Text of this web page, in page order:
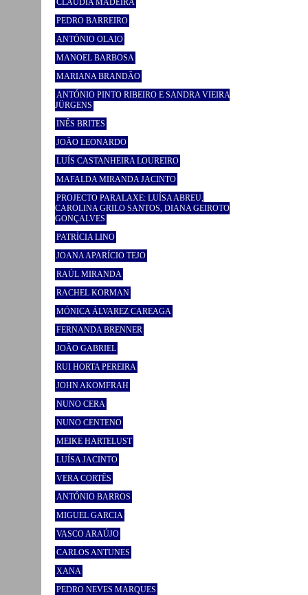
PEDRO BARREIRO
ANTÓNIO OLAIO
MANOEL BARBOSA
MARIANA BRANDÃO
ANTÓNIO PINTO RIBEIRO E SANDRA VIEIRA
JÜRGENS
INÊS BRITES
JOÃO LEONARDO
LUÍS CASTANHEIRA LOUREIRO
MAFALDA MIRANDA JACINTO
PROJECTO PARALAXE: LUÍSA ABREU,
CAROLINA GRILO SANTOS, DIANA GEIROTO
GONÇALVES
PATRÍCIA LINO
JOANA APARÍCIO TEJO
RAÚL MIRANDA
RACHEL KORMAN
MÓNICA ÁLVAREZ CAREAGA
FERNANDA BRENNER
JOÃO GABRIEL
RUI HORTA PEREIRA
JOHN AKOMFRAH
NUNO CERA
NUNO CENTENO
MEIKE HARTELUST
LUÍSA JACINTO
VERA CORTÊS
ANTÓNIO BARROS
MIGUEL GARCIA
VASCO ARAÚJO
CARLOS ANTUNES
XANA
PEDRO NEVES MARQUES